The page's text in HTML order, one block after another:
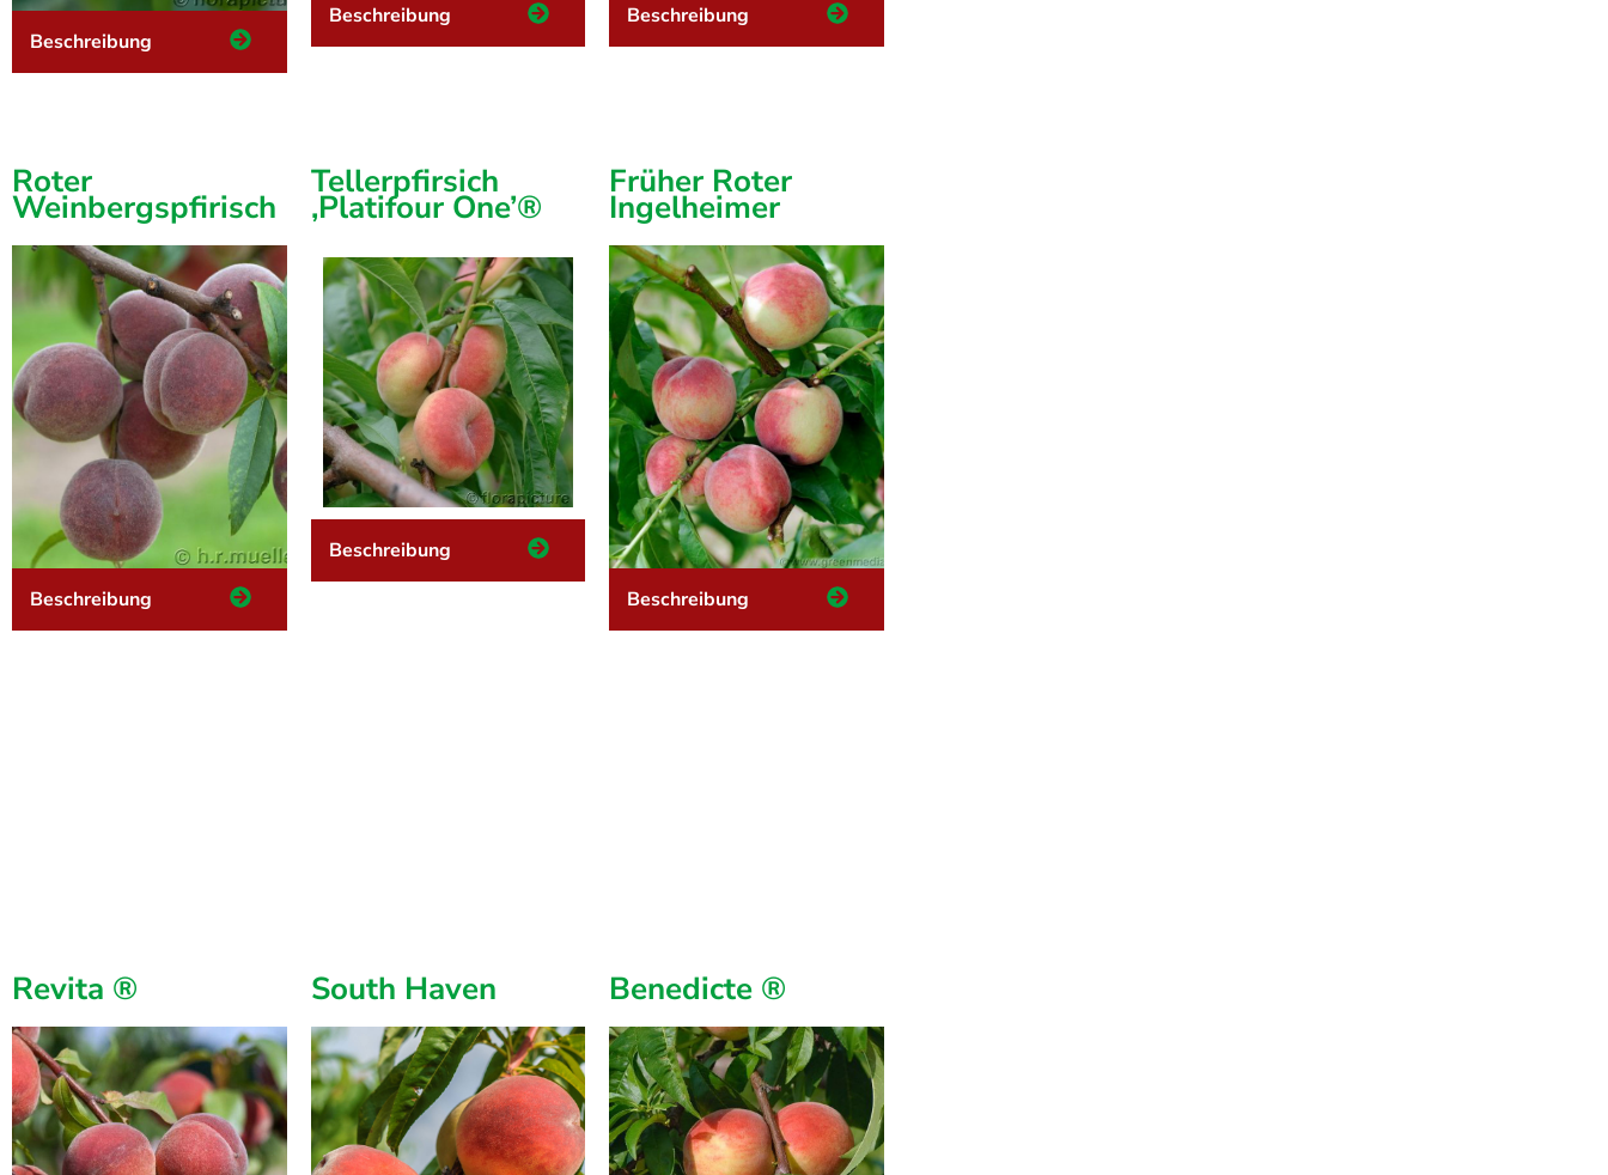
Beschreibung
Beschreibung Beschreibung
Roter
Weinbergspfirisch
Beschreibung
Tellerpfirsich
‚Platifour One’®
Beschreibung
Früher Roter
Ingelheimer
Beschreibung
Revita ® South Haven Benedicte ®